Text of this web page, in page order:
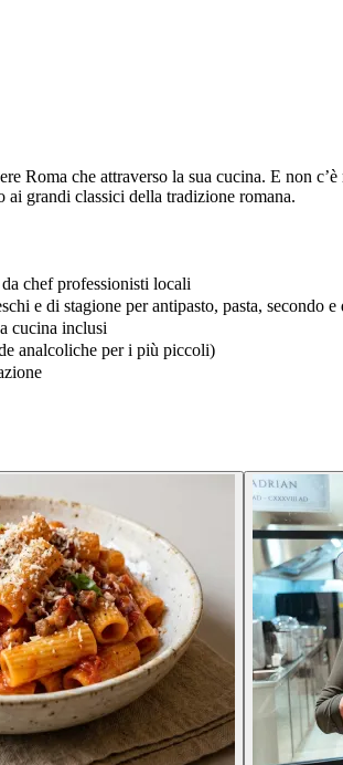
Roma che attraverso la sua cucina. E non
ai grandi classici della tradizione romana.
chef professionisti locali
e di stagione per antipasto, pasta, secondo e
cucina inclusi
analcoliche per i più piccoli)